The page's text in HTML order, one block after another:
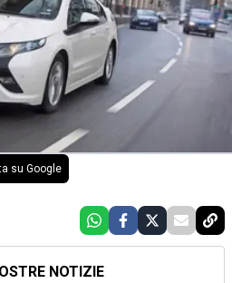
su Google
NOTIZIE